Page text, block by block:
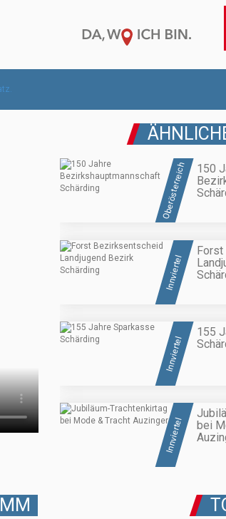
Oberösterreich
150
Innviertel
Innviertel
155
Innviertel
bei